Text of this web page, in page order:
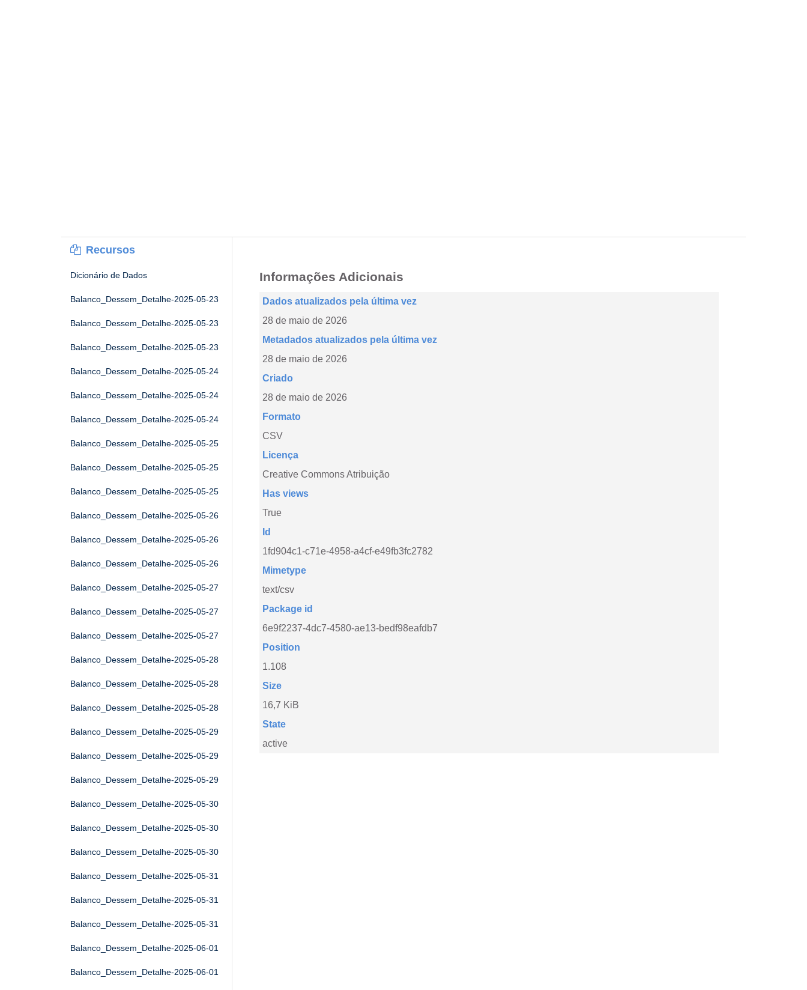
Recursos
Dicionário de Dados
Balanco_Dessem_Detalhe-2025-05-23
Balanco_Dessem_Detalhe-2025-05-23
Balanco_Dessem_Detalhe-2025-05-23
Balanco_Dessem_Detalhe-2025-05-24
Balanco_Dessem_Detalhe-2025-05-24
Balanco_Dessem_Detalhe-2025-05-24
Balanco_Dessem_Detalhe-2025-05-25
Balanco_Dessem_Detalhe-2025-05-25
Balanco_Dessem_Detalhe-2025-05-25
Balanco_Dessem_Detalhe-2025-05-26
Balanco_Dessem_Detalhe-2025-05-26
Balanco_Dessem_Detalhe-2025-05-26
Balanco_Dessem_Detalhe-2025-05-27
Balanco_Dessem_Detalhe-2025-05-27
Balanco_Dessem_Detalhe-2025-05-27
Balanco_Dessem_Detalhe-2025-05-28
Balanco_Dessem_Detalhe-2025-05-28
Balanco_Dessem_Detalhe-2025-05-28
Balanco_Dessem_Detalhe-2025-05-29
Balanco_Dessem_Detalhe-2025-05-29
Balanco_Dessem_Detalhe-2025-05-29
Balanco_Dessem_Detalhe-2025-05-30
Balanco_Dessem_Detalhe-2025-05-30
Balanco_Dessem_Detalhe-2025-05-30
Balanco_Dessem_Detalhe-2025-05-31
Balanco_Dessem_Detalhe-2025-05-31
Balanco_Dessem_Detalhe-2025-05-31
Balanco_Dessem_Detalhe-2025-06-01
Balanco_Dessem_Detalhe-2025-06-01
Informações Adicionais
Dados atualizados pela última vez
28 de maio de 2026
Metadados atualizados pela última vez
28 de maio de 2026
Criado
28 de maio de 2026
Formato
CSV
Licença
Creative Commons Atribuição
Has views
True
Id
1fd904c1-c71e-4958-a4cf-e49fb3fc2782
Mimetype
text/csv
Package id
6e9f2237-4dc7-4580-ae13-bedf98eafdb7
Position
1.108
Size
16,7 KiB
State
active